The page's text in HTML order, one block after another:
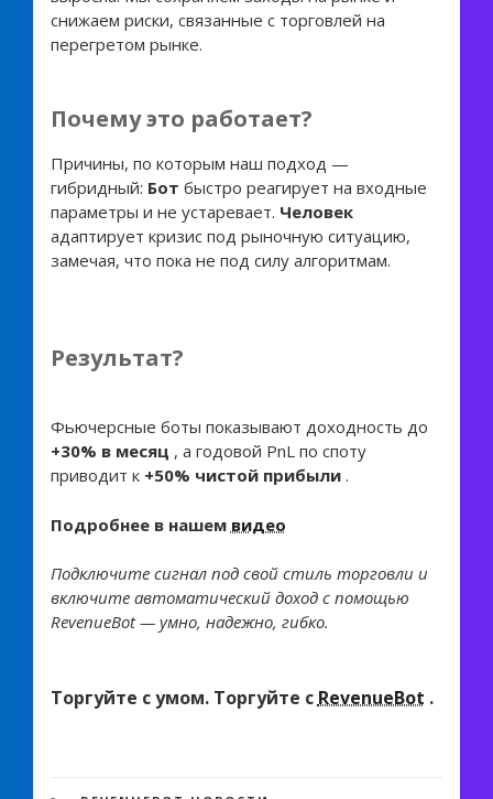
снижаем риски, связанные с торговлей на
перегретом рынке.
Почему это работает?
Причины, по которым наш подход —
гибридный: Бот быстро реагирует на входные
параметры и не устаревает. Человек
адаптирует кризис под рыночную ситуацию,
замечая, что пока не под силу алгоритмам.
Результат?
Фьючерсные боты показывают доходность до
+30% в месяц , а годовой PnL по споту
приводит к +50% чистой прибыли .
Подробнее в нашем видео
Подключите сигнал под свой стиль торговли и
включите автоматический доход с помощью
RevenueBot — умно, надежно, гибко.
Торгуйте с умом. Торгуйте с RevenueBot .